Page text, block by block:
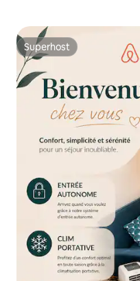
Superhost
Superhost